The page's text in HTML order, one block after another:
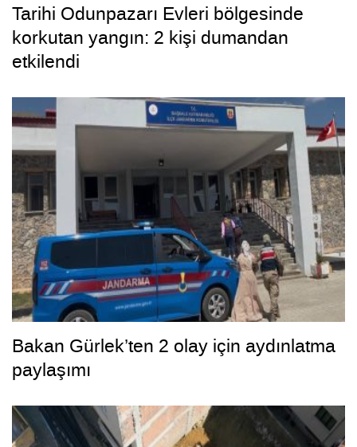
Tarihi Odunpazarı Evleri bölgesinde
korkutan yangın: 2 kişi dumandan
etkilendi
Bakan Gürlek’ten 2 olay için aydınlatma
paylaşımı